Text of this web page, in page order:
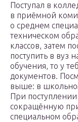
Поступал в
в приёмной
о среднем
техническом
классов, затем
поступить в вуз
обучения, то у
документов.
выше: в
При
сокращённую
специальном